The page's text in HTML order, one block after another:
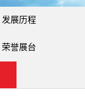
发展历程
荣誉展台